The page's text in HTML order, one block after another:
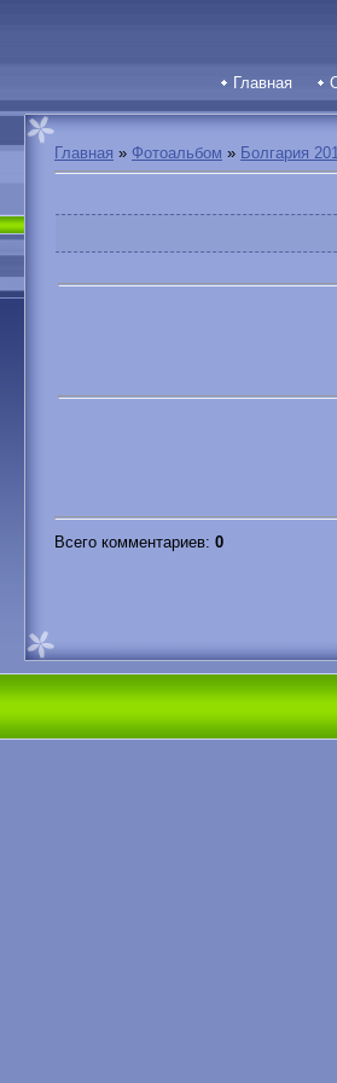
Главная
Главная » Фотоальбом » Болгария
Всего комментариев: 0